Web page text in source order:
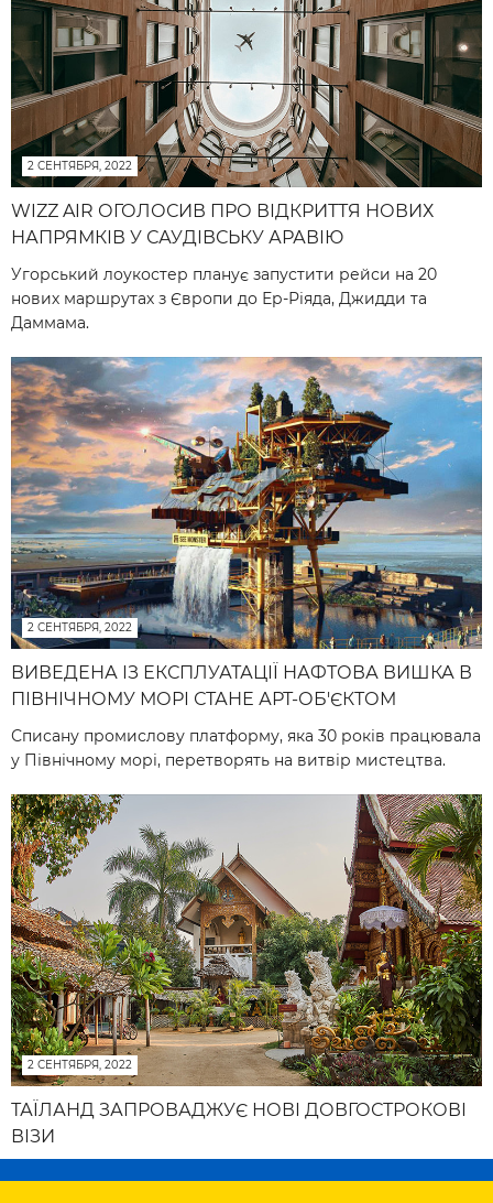
2 СЕНТЯБРЯ, 2022
WIZZ AIR ОГОЛОСИВ ПРО ВІДКРИТТЯ НОВИХ
НАПРЯМКІВ У САУДІВСЬКУ АРАВІЮ
Угорський лоукостер планує запустити рейси на 20
нових маршрутах з Європи до Ер-Ріяда, Джидди та
Даммама.
2 СЕНТЯБРЯ, 2022
ВИВЕДЕНА ІЗ ЕКСПЛУАТАЦІЇ НАФТОВА ВИШКА В
ПІВНІЧНОМУ МОРІ СТАНЕ АРТ-ОБ'ЄКТОМ
Списану промислову платформу, яка 30 років працювала
у Північному морі, перетворять на витвір мистецтва.
2 СЕНТЯБРЯ, 2022
ТАЇЛАНД ЗАПРОВАДЖУЄ НОВІ ДОВГОСТРОКОВІ
ВІЗИ